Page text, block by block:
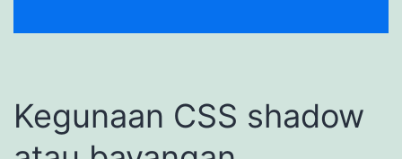
Kegunaan CSS shadow